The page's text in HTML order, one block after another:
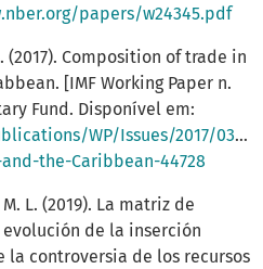
papers/w24345.pdf
(2017). Composition of trade in
[IMF Working Paper n.
Fund. Disponível em:
WP/Issues/2017/03/
the-Caribbean-44728
L. (2019). La matriz de
de la inserción
controversia de los recursos